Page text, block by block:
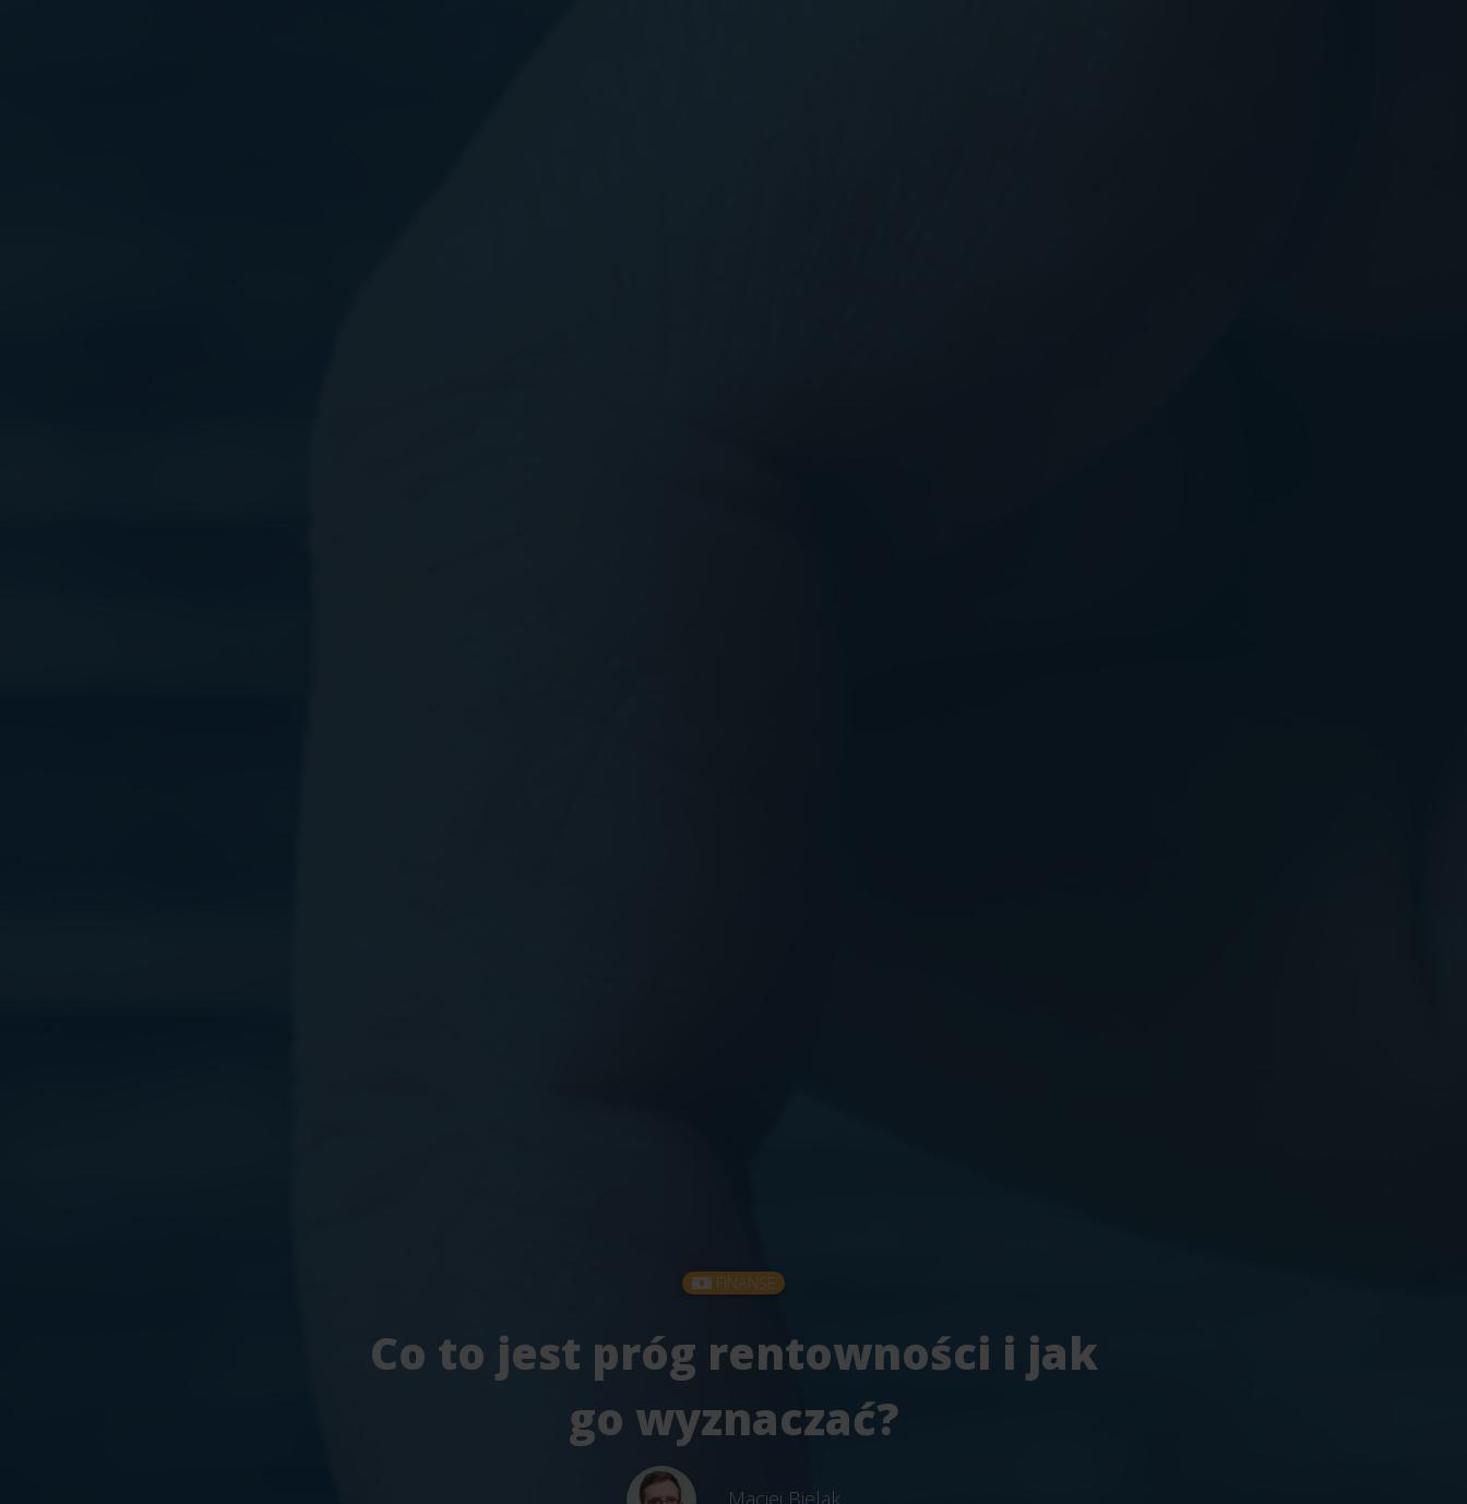
FINANSE
Co to jest próg rentowności i jak
go wyznaczać?
Maciej Bielak